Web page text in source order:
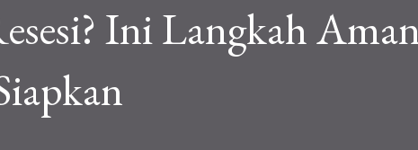
Ini Langkah